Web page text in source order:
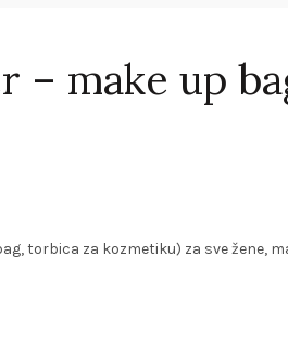
– make up
torbica za kozmetiku) za sve žene,